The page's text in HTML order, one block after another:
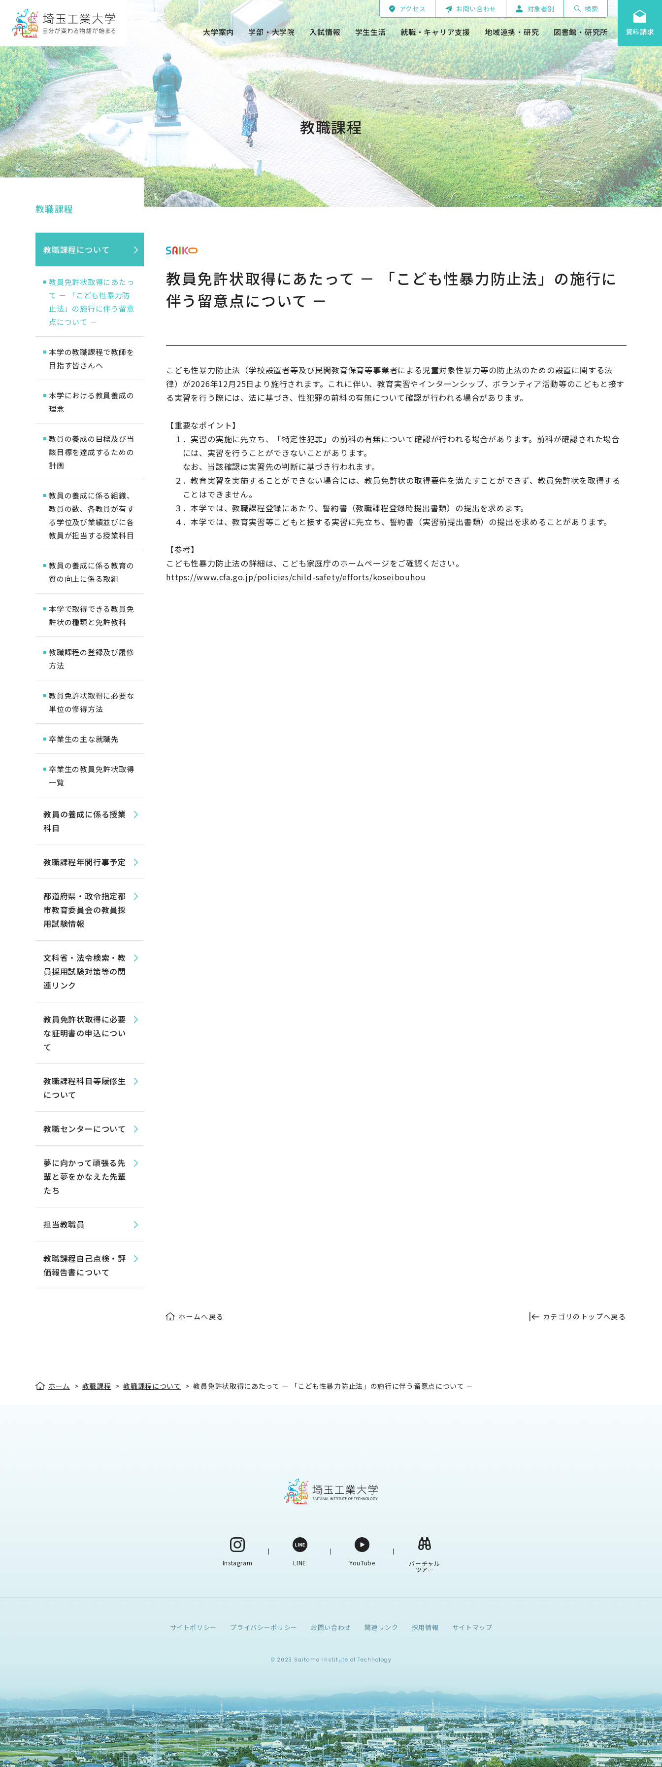
バ
ル
ナ
ビ
ゲ
ー
シ
ョ
ン
へ
ル
ナ
ビ
ゲ
ー
シ
ョ
ン
へ
ー
へ
アクセス お問い合わせ 対象者別 検索
大学案内 学部・大学院 入試情報 学生生活 就職・キャリア支援 地域連携・研究 図書館・研究所 資料請求
教職課程
教員免許状取得にあたって － 「こども性暴力防止法」の施行に
伴う留意点について －
こども性暴力防止法（学校設置者等及び民間教育保育等事業者による児童対象性暴力等の防止法のための設置に関する法
律）が2026年12月25日より施行されます。これに伴い、教育実習やインターンシップ、ボランティア活動等のこどもと接す
る実習を行う際には、法に基づき、性犯罪の前科の有無について確認が行われる場合があります。
【重要なポイント】
１．実習の実施に先立ち、「特定性犯罪」の前科の有無について確認が行われる場合があります。前科が確認された場合
には、実習を行うことができないことがあります。
なお、当該確認は実習先の判断に基づき行われます。
２．教育実習を実施することができない場合には、教員免許状の取得要件を満たすことができず、教員免許状を取得する
ことはできません。
３．本学では、教職課程登録にあたり、誓約書（教職課程登録時提出書類）の提出を求めます。
４．本学では、教育実習等こどもと接する実習に先立ち、誓約書（実習前提出書類）の提出を求めることがあります。
【参考】
こども性暴力防止法の詳細は、こども家庭庁のホームページをご確認ください。
https://www.cfa.go.jp/policies/child-safety/efforts/koseibouhou
教職課程
教職課程について
教員免許状取得にあたっ
て － 「こども性暴力防
止法」の施行に伴う留意
点について －
本学の教職課程で教師を
目指す皆さんへ
本学における教員養成の
理念
教員の養成の目標及び当
該目標を達成するための
計画
教員の養成に係る組織、
教員の数、各教員が有す
る学位及び業績並びに各
教員が担当する授業科目
教員の養成に係る教育の
質の向上に係る取組
本学で取得できる教員免
許状の種類と免許教科
教職課程の登録及び履修
方法
教員免許状取得に必要な
単位の修得方法
卒業生の主な就職先
卒業生の教員免許状取得
一覧
教員の養成に係る授業
科目
教職課程年間行事予定
都道府県・政令指定都
市教育委員会の教員採
用試験情報
文科省・法令検索・教
員採用試験対策等の関
連リンク
教員免許状取得に必要
な証明書の申込につい
て
教職課程科目等履修生
について
教職センターについて
夢に向かって頑張る先
輩と夢をかなえた先輩
たち
担当教職員
教職課程自己点検・評
価報告書について
カテゴリのトップへ戻る
ホームへ戻る
ホーム > 教職課程 >教職課程について >教員免許状取得にあたって － 「こども性暴力防止法」の施行に伴う留意点について －
Instagram LINE YouTube バーチャル
ツアー
サイトポリシー プライバシーポリシー お問い合わせ 関連リンク 採用情報 サイトマップ
© 2023 Saitama Institute of Technology